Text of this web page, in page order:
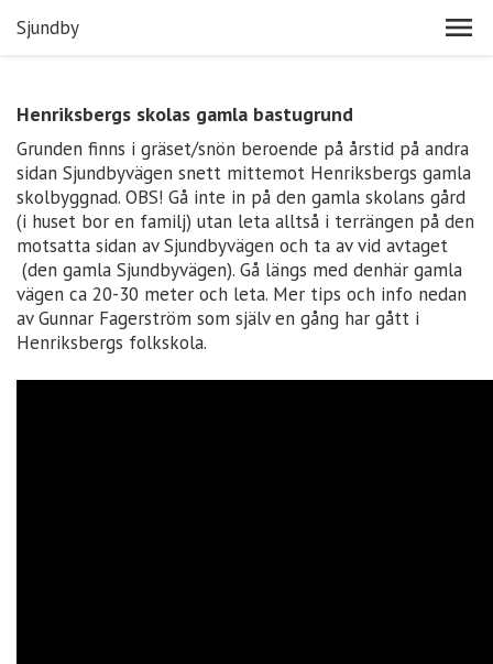
Sjundby
Henriksbergs skolas gamla bastugrund
Grunden finns i gräset/snön beroende på årstid på andra
sidan Sjundbyvägen snett mittemot Henriksbergs gamla
skolbyggnad. OBS! Gå inte in på den gamla skolans gård
(i huset bor en familj) utan leta alltså i terrängen på den
motsatta sidan av Sjundbyvägen och ta av vid avtaget
(den gamla Sjundbyvägen). Gå längs med denhär gamla
vägen ca 20-30 meter och leta. Mer tips och info nedan
av Gunnar Fagerström som själv en gång har gått i
Henriksbergs folkskola.